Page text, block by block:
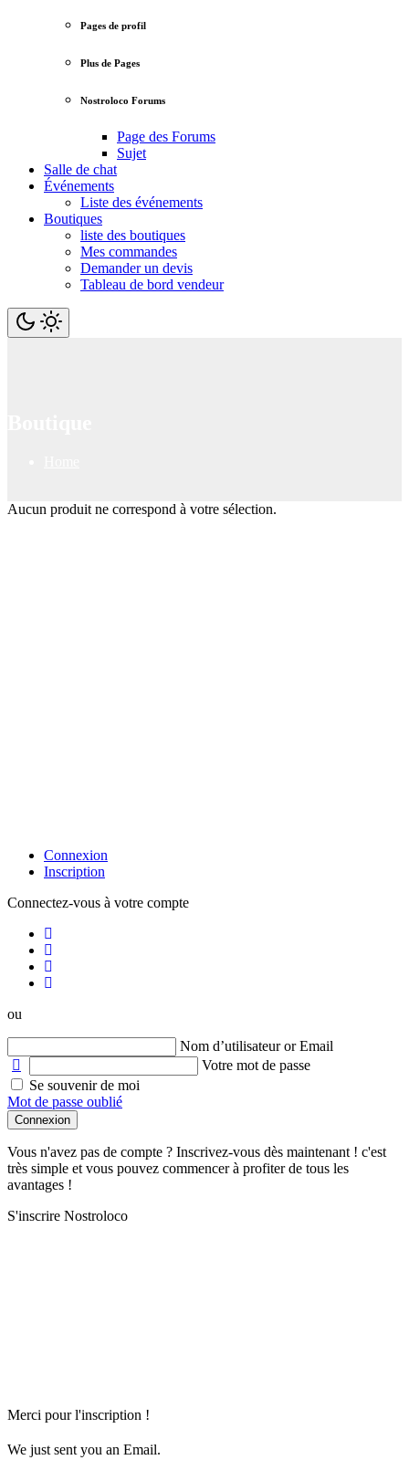
Pages de profil
Plus de Pages
Nostroloco Forums
Page des Forums
Sujet
Salle de chat
Événements
Liste des événements
Boutiques
liste des boutiques
Mes commandes
Demander un devis
Tableau de bord vendeur
Aucun produit ne correspond à votre sélection.
Connexion
Inscription
Connectez-vous à votre compte
ou
Nom d’utilisateur or Email
Votre mot de passe
Se souvenir de moi
Mot de passe oublié
Connexion
Vous n'avez pas de compte ? Inscrivez-vous dès maintenant ! c'est
très simple et vous pouvez commencer à profiter de tous les
avantages !
S'inscrire Nostroloco
Merci pour l'inscription !
We just sent you an Email.